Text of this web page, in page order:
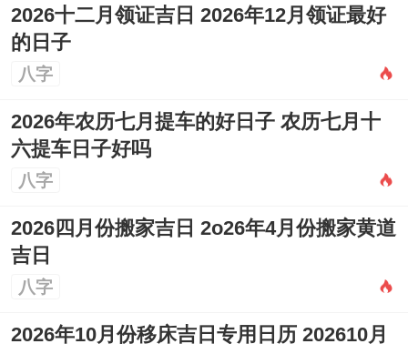
2026十二月领证吉日 2026年12月领证最好
的日子
八字
2026年农历七月提车的好日子 农历七月十
六提车日子好吗
八字
2026四月份搬家吉日 2o26年4月份搬家黄道
吉日
八字
2026年10月份移床吉日专用日历 202610月